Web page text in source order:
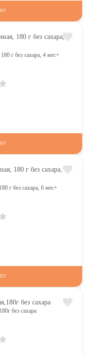
г без сахара, 4 мес+
г без сахара, 6 мес+
без сахара